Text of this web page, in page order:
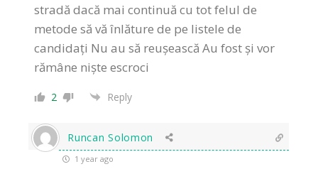
stradă dacă mai continuă cu tot felul de
metode să vă înlăture de pe listele de
candidați Nu au să reușească Au fost și vor
rămâne niște escroci
2 Reply
Runcan Solomon
1 year ago